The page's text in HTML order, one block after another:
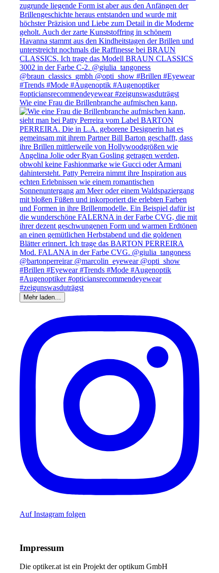
Wie eine Frau die Brillenbranche aufmischen kann,
Mehr laden…
Auf Instagram folgen
Impressum
Die optiker.at ist ein Projekt der optikum GmbH